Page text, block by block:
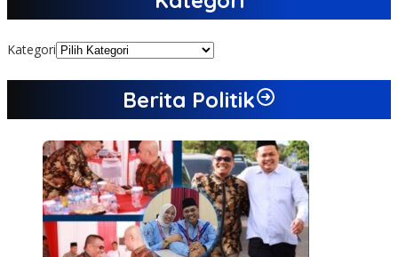
Kategori
Berita Politik